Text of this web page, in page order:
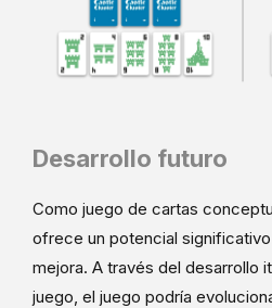
Desarrollo futuro
Como juego de cartas
ofrece un potencial
mejora. A través del desarrollo
juego, el juego podría